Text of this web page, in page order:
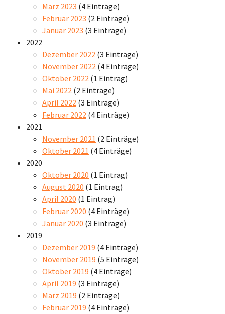
März 2023 (4 Einträge)
Februar 2023 (2 Einträge)
Januar 2023 (3 Einträge)
2022
Dezember 2022 (3 Einträge)
November 2022 (4 Einträge)
Oktober 2022 (1 Eintrag)
Mai 2022 (2 Einträge)
April 2022 (3 Einträge)
Februar 2022 (4 Einträge)
2021
November 2021 (2 Einträge)
Oktober 2021 (4 Einträge)
2020
Oktober 2020 (1 Eintrag)
August 2020 (1 Eintrag)
April 2020 (1 Eintrag)
Februar 2020 (4 Einträge)
Januar 2020 (3 Einträge)
2019
Dezember 2019 (4 Einträge)
November 2019 (5 Einträge)
Oktober 2019 (4 Einträge)
April 2019 (3 Einträge)
März 2019 (2 Einträge)
Februar 2019 (4 Einträge)